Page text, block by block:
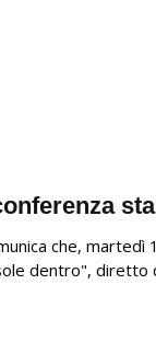
che,
dentro", diretto